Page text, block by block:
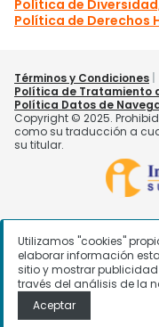
Utilizamos "cookies"
elaborar información
sitio y mostrar
través del análisis de la
Aceptar